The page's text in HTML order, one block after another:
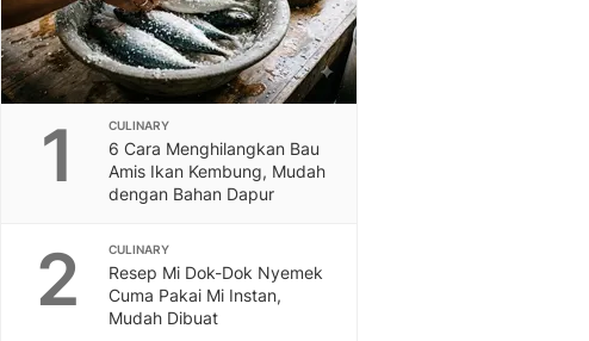
1 CULINARY
6 Cara Menghilangkan Bau
Amis Ikan Kembung, Mudah
dengan Bahan Dapur
2 CULINARY
Resep Mi Dok-Dok Nyemek
Cuma Pakai Mi Instan,
Mudah Dibuat